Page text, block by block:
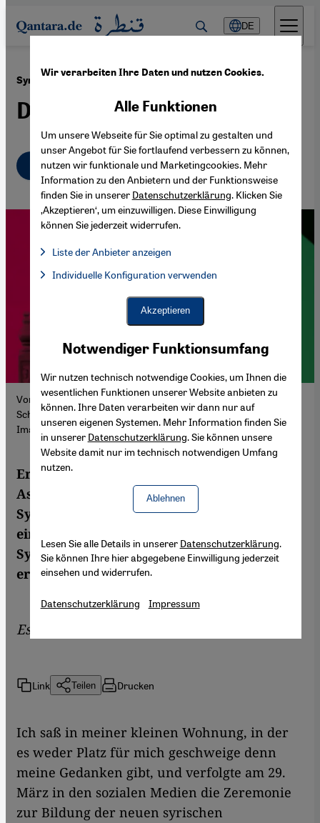
Direkt zum Inhalt springen
DE
Syriens Präsident Ahmed al-Scharaa 24.09.2025
Der falsche Erlöser
Deutsch English عربي
Vom islamischen Milizenführer zum Staatsmann: Ahmed al-
Scharaa (Photo: Picture Alliance/Balkis Press,
Imago/Abacapress)
Er wird dafür gefeiert, das Land vom
Assad-Regime befreit zu haben. Doch
Syriens Präsident Ahmed al-Scharaa hat
eine dunkle Vergangenheit. Verfallen die
Syrerinnen und Syrer aus Verzweiflung
erneut einem brutalen Diktator?
Essay von
Link Teilen Drucken
Ich saß in meiner kleinen Wohnung, in der
es weder Platz für mich geschweige denn
meine Gedanken gibt, und verfolgte am 29.
März in den sozialen Medien die Zeremonie
zur Bildung der neuen syrischen
Wir verarbeiten Ihre Daten und nutzen Cookies.
Notwendiger Funktionsumfang
Wir nutzen technisch notwendige Cookies, um Ihnen die
wesentlichen Funktionen unserer Website anbieten zu
können. Ihre Daten verarbeiten wir dann nur auf
unseren eigenen Systemen. Mehr Information finden Sie
in unserer Datenschutzerklärung. Sie können unsere
Website damit nur im technisch notwendigen Umfang
nutzen.
Ablehnen
Alle Funktionen
Um unsere Webseite für Sie optimal zu gestalten und
unser Angebot für Sie fortlaufend verbessern zu können,
nutzen wir funktionale und Marketingcookies. Mehr
Information zu den Anbietern und der Funktionsweise
finden Sie in unserer Datenschutzerklärung. Klicken Sie
‚Akzeptieren‘, um einzuwilligen. Diese Einwilligung
können Sie jederzeit widerrufen.
Liste der Anbieter anzeigen
Facebook Embed / Facebook Connect, Google Maps Embed,
Facebook Embed / Facebook Connect
Google Maps Embed
Individuelle Konfiguration verwenden
Akzeptieren
Lesen Sie alle Details in unserer Datenschutzerklärung.
Sie können Ihre hier abgegebene Einwilligung jederzeit
einsehen und widerrufen.
Datenschutzerklärung Impressum